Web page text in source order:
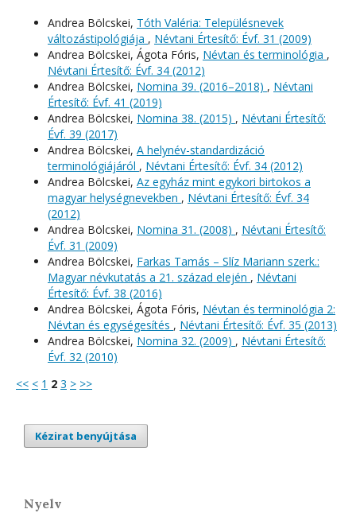
Andrea Bölcskei, Tóth Valéria: Településnevek
változástipológiája , Névtani Értesítő: Évf. 31 (2009)
Andrea Bölcskei, Ágota Fóris, Névtan és terminológia ,
Névtani Értesítő: Évf. 34 (2012)
Andrea Bölcskei, Nomina 39. (2016–2018) , Névtani
Értesítő: Évf. 41 (2019)
Andrea Bölcskei, Nomina 38. (2015) , Névtani Értesítő:
Évf. 39 (2017)
Andrea Bölcskei, A helynév-standardizáció
terminológiájáról , Névtani Értesítő: Évf. 34 (2012)
Andrea Bölcskei, Az egyház mint egykori birtokos a
magyar helységnevekben , Névtani Értesítő: Évf. 34
(2012)
Andrea Bölcskei, Nomina 31. (2008) , Névtani Értesítő:
Évf. 31 (2009)
Andrea Bölcskei, Farkas Tamás – Slíz Mariann szerk.:
Magyar névkutatás a 21. század elején , Névtani
Értesítő: Évf. 38 (2016)
Andrea Bölcskei, Ágota Fóris, Névtan és terminológia 2:
Névtan és egységesítés , Névtani Értesítő: Évf. 35 (2013)
Andrea Bölcskei, Nomina 32. (2009) , Névtani Értesítő:
Évf. 32 (2010)
<< < 1 2 3 > >>
Kézirat benyújtása
Nyelv